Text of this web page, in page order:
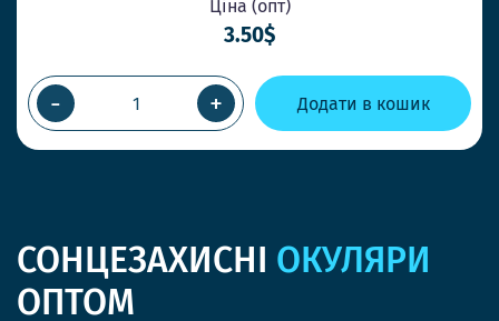
Ціна (опт)
3.50$
- + Додати в кошик
СОНЦЕЗАХИСНІ ОКУЛЯРИ
ОПТОМ